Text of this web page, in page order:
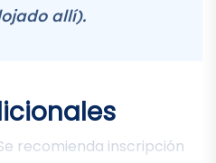
allí).
recomienda inscripción